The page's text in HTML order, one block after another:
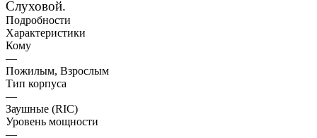
Слуховой.
Подробности
Характеристики
Кому
—
Пожилым, Взрослым
Тип корпуса
—
Заушные (RIC)
Уровень мощности
—